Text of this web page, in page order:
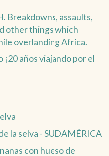
Breakdowns, assaults,
other things which
overlanding Africa.
años viajando por el
la selva - SUDAMÉRICA
con hueso de